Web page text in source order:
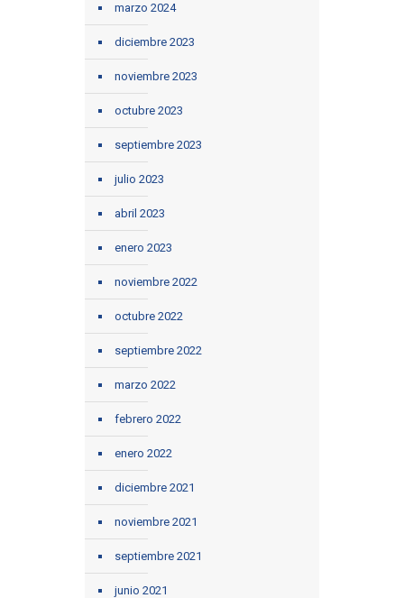
marzo 2024
diciembre 2023
noviembre 2023
octubre 2023
septiembre 2023
julio 2023
abril 2023
enero 2023
noviembre 2022
octubre 2022
septiembre 2022
marzo 2022
febrero 2022
enero 2022
diciembre 2021
noviembre 2021
septiembre 2021
junio 2021